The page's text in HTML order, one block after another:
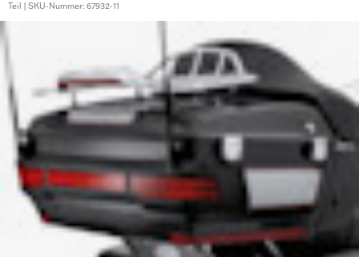
Teil | SKU-Nummer: 67932-11